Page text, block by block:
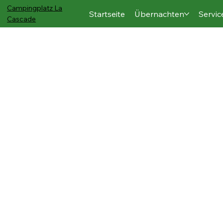
Campingplatz La
Cascade
Startseite Übernachten